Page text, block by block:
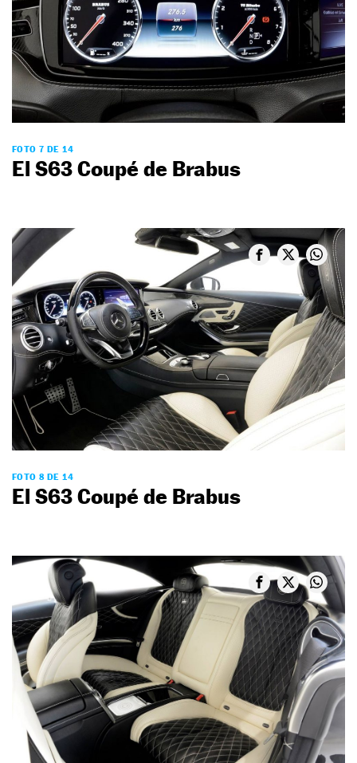
FOTO 7 DE 14
El S63 Coupé de Brabus
FOTO 8 DE 14
El S63 Coupé de Brabus